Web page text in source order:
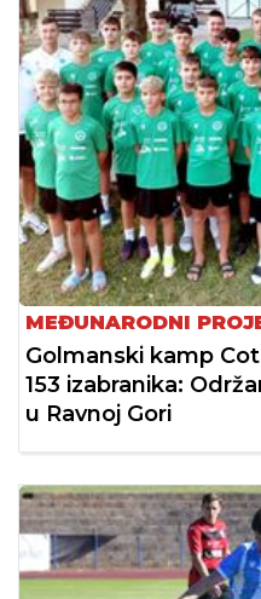
MEĐUNARODNI
Golmanski kamp
153 izabranika:
u Ravnoj Gori